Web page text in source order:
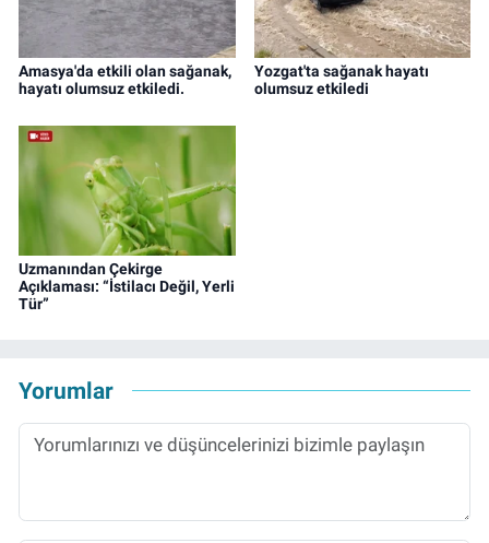
Amasya'da etkili olan sağanak,
hayatı olumsuz etkiledi.
Yozgat'ta sağanak hayatı
olumsuz etkiledi
Uzmanından Çekirge
Açıklaması: “İstilacı Değil, Yerli
Tür”
Yorumlar